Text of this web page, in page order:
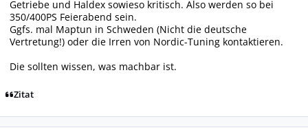
Getriebe und Haldex sowieso kritisch. Also werden so bei
350/400PS Feierabend sein.
Ggfs. mal Maptun in Schweden (Nicht die deutsche
Vertretung!) oder die Irren von Nordic-Tuning kontaktieren.
Die sollten wissen, was machbar ist.
Zitat